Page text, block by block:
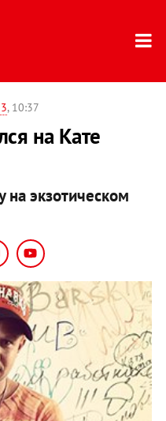
, 10:37
на Кате
на экзотическом